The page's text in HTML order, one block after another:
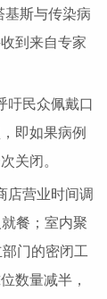
斯与传染病
到来自专家
民众佩戴口
即如果病例
关闭。
营业时间调
餐；室内聚
门的密闭工
数量减半，